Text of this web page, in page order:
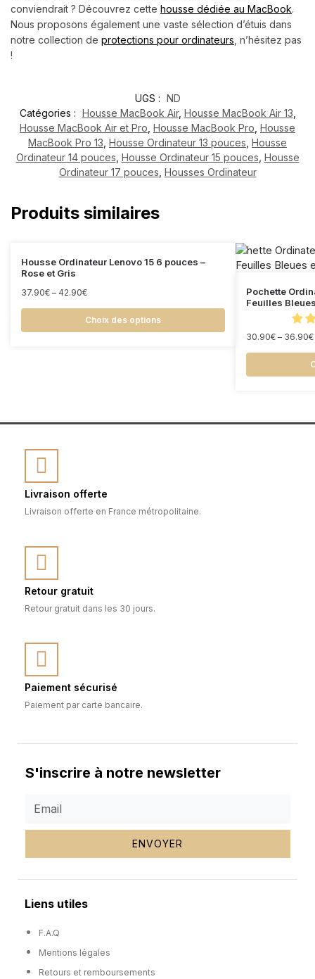
conviendrait ? Découvrez cette housse dédiée au MacBook.
Nous proposons également une vaste sélection d’étuis dans
notre collection de protections pour ordinateurs , n’hésitez pas
!
UGS : ND
Catégories : Housse MacBook Air, Housse MacBook Air 13
Housse MacBook Air et Pro Housse MacBook Pro Housse
MacBook Pro 13 Housse Ordinateur 13 pouces Housse
Ordinateur 14 pouces Housse Ordinateur 15 pouces Housse
Ordinateur 17 pouces Housses Ordinateur
Produits similaires
Housse Ordinateur Lenovo 15 6 pouces –
Rose et Gris
37.90€ – 42.90€
Choix des options
Pochette
Feuilles
30.90€ – 36.90€
Livraison offerte
Livraison offerte en France métropolitaine.
Retour gratuit
Retour gratuit dans les 30 jours.
Paiement sécurisé
Paiement par carte bancaire.
S'inscrire à notre newsletter
ENVOYER
Liens utiles
F.A.Q
Mentions légales
Retours et remboursements